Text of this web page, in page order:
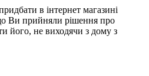
в інтернет магазині
Ви прийняли рішення про
його, не виходячи з дому з